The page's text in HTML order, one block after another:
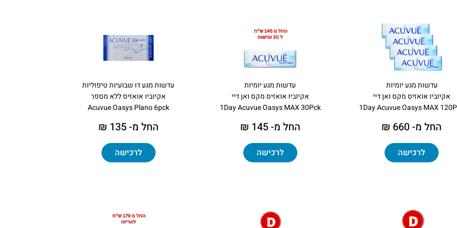
עדשות מגע יומיות
אקיוביו אואזיס מקס ואן דיי
1Day Acuvue Oasys MAX
החל מ- 660 ₪
לרכישה
עדשות מגע יומיות
אקיוביו אואזיס מקס ואן דיי
1Day Acuvue Oasys MAX 30Pck
החל מ- 145 ₪
לרכישה
עדשות מגע דו שבועיות טיפוליות
אקיוביו אואזיס ללא מספר
Acuvue Oasys Plano 6pck
החל מ- 135 ₪
לרכישה